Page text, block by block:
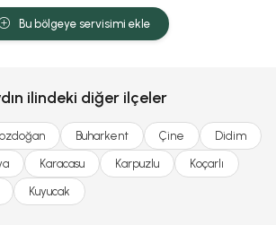
Bu bölgeye servisimi ekle
ilindeki diğer ilçeler
Buharkent Çine Didim
Karacasu Karpuzlu Koçarlı
Kuyucak